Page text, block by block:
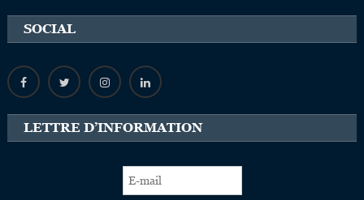
SOCIAL
LETTRE D’INFORMATION